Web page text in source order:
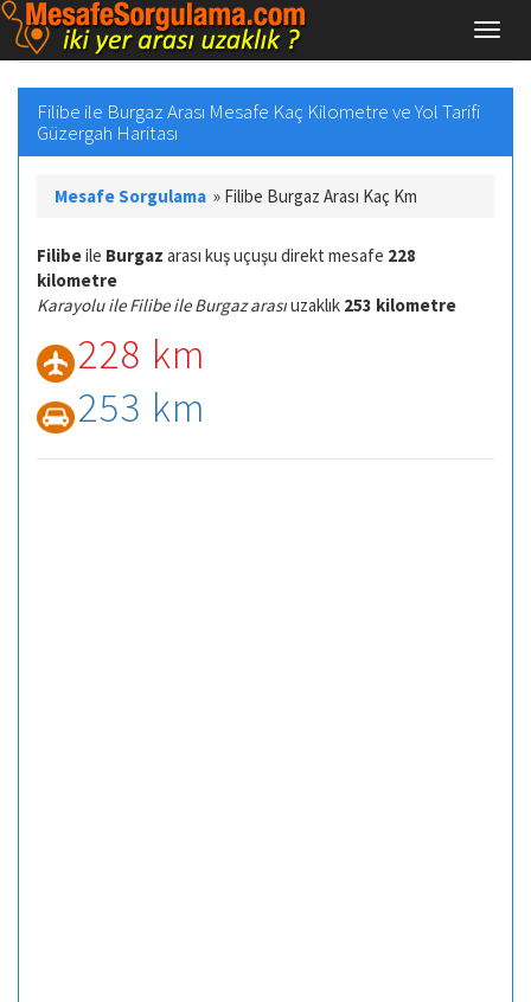
Filibe ile Burgaz Arası Mesafe Kaç Kilometre ve Yol Tarifi
Güzergah Haritası
Mesafe Sorgulama » Filibe Burgaz Arası Kaç Km
Filibeile Burgaz arası kuş uçuşu direkt mesafe 228
kilometre
Karayolu ile Filibe ile Burgaz arasıuzaklık 253 kilometre
228 km
253 km